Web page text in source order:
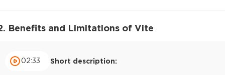
Benefits and Limitations of Vite
02:33 Short description: